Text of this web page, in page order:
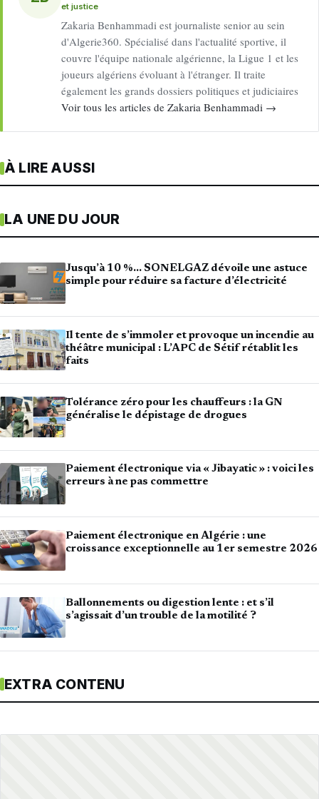
et justice
Zakaria Benhammadi est journaliste senior au sein
d'Algerie360. Spécialisé dans l'actualité sportive, il
couvre l'équipe nationale algérienne, la Ligue 1 et les
joueurs algériens évoluant à l'étranger. Il traite
également les grands dossiers politiques et judiciaires
Voir tous les articles de Zakaria Benhammadi →
À LIRE AUSSI
LA UNE DU JOUR
Jusqu’à 10 %… SONELGAZ dévoile une astuce
simple pour réduire sa facture d’électricité
Il tente de s’immoler et provoque un incendie au
théâtre municipal : L’APC de Sétif rétablit les
faits
Tolérance zéro pour les chauffeurs : la GN
généralise le dépistage de drogues
Paiement électronique via « Jibayatic » : voici les
erreurs à ne pas commettre
Paiement électronique en Algérie : une
croissance exceptionnelle au 1er semestre 2026
Ballonnements ou digestion lente : et s’il
s’agissait d’un trouble de la motilité ?
EXTRA CONTENU